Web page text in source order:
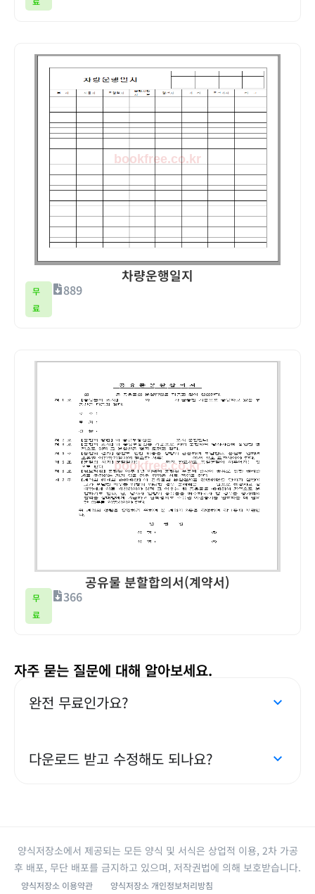
차량운행일지
무
료
889
공유물 분할합의서(계약서)
무
료
366
자주 묻는 질문에 대해 알아보세요.
완전 무료인가요?
다운로드 받고 수정해도 되나요?
양식저장소에서 제공되는 모든 양식 및 서식은 상업적 이용, 2차 가공
후 배포, 무단 배포를 금지하고 있으며, 저작권법에 의해 보호받습니다.
양식저장소 이용약관 양식저장소 개인정보처리방침